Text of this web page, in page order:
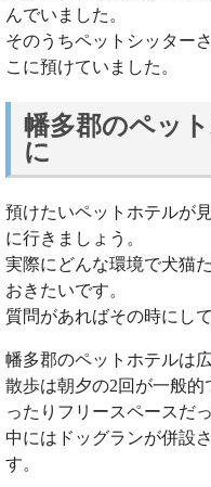
んでいました。
そのうちペットシッター
こに預けていました。
幡多郡のペッ
に
預けたいペットホテルが
に行きましょう。
実際にどんな環境で犬猫
おきたいです。
質問があればその時にし
幡多郡のペットホテルは
散歩は朝夕の2回が一般
ったりフリースペースだっ
中にはドッグランが併設
す。